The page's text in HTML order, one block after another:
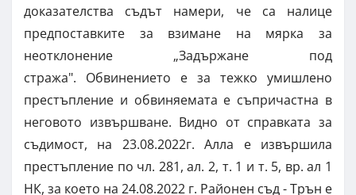
доказателства съдът намери, че са налице
предпоставките за взимане на мярка за
неотклонение „Задържане под
стража". Обвинението е за тежко умишлено
престъпление и обвиняемата е съпричастна в
неговото извършване. Видно от справката за
съдимост, на 23.08.2022г. Алла е извършила
престъпление по чл. 281, ал. 2, т. 1 и т. 5, вр. ал 1
НК, за което на 24.08.2022 г. Районен съд - Трън е